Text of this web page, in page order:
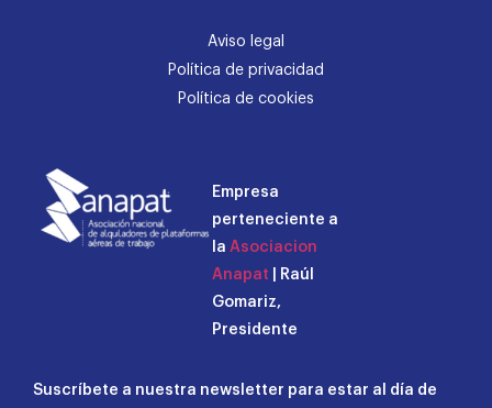
Aviso legal
Política de privacidad
Política de cookies
Empresa
perteneciente a
la Asociacion
Anapat | Raúl
Gomariz,
Presidente
Suscríbete a nuestra newsletter para estar al día de